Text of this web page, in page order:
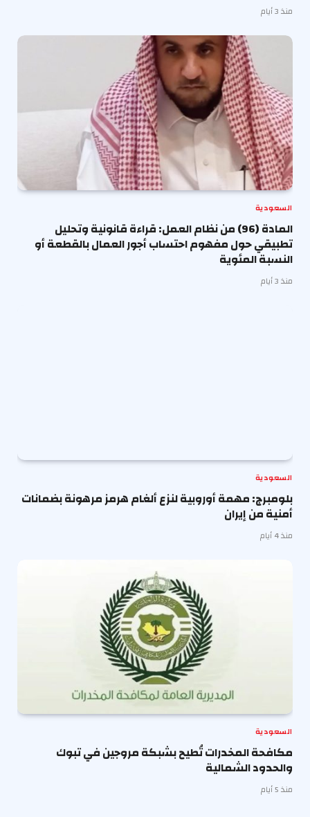
منذ 3 أيام
السعودية
المادة (96) من نظام العمل: قراءة قانونية وتحليل
تطبيقي حول مفهوم احتساب أجور العمال بالقطعة أو
النسبة المئوية
منذ 3 أيام
السعودية
بلومبرج: مهمة أوروبية لنزع ألغام هرمز مرهونة بضمانات
أمنية من إيران
منذ 4 أيام
السعودية
مكافحة المخدرات تُطيح بشبكة مروجين في تبوك
والحدود الشمالية
منذ 5 أيام